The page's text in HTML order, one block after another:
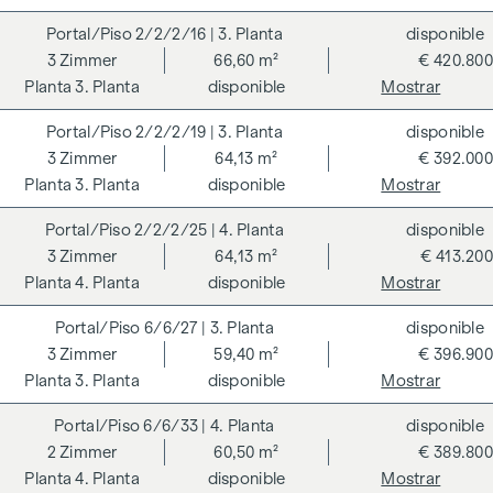
sostenible y el bienestar de los futuros residentes son el
centro de los GRAND GARDENS. Las certificaciones
independientes hacen transparente una estrategia holística
de sostenibilidad. El comprador de un condominio
certificado por el DGNB (Consejo Alemán de Construcción
Sostenible) se beneficia de diversas ventajas que abarcan
aspectos ecológicos, económicos y socioculturales. En la
página siguiente encontrará algunas de las principales
ventajas.
COSTES ADICIONALES
En aras del buen orden, nos gustaría señalar que, a menos
que se indique lo contrario en la oferta, se deberá abonar
una comisión al finalizar con éxito la transacción según las
tarifas estipuladas en la Ordenanza de Agentes Inmobiliarios
BGBI. 262 y 297/1996 - es decir, el 3% del precio de compra
más el 20% de IVA. Esta obligación de comisión también se
aplica si transmite a terceros la información que se le ha
2/2/2/16 | 3. Planta
3. Planta
3 Zimmer 66,60 m²
€ 420.800
disponible
disponible
Mostrar
2/2/2/19 | 3. Planta
3. Planta
3 Zimmer 64,13 m²
€ 392.000
disponible
disponible
Mostrar
2/2/2/25 | 4. Planta
4. Planta
3 Zimmer 64,13 m²
€ 413.200
disponible
disponible
Mostrar
6/6/27 | 3. Planta
3. Planta
3 Zimmer 59,40 m²
€ 396.900
disponible
disponible
Mostrar
6/6/33 | 4. Planta
4. Planta
2 Zimmer 60,50 m²
€ 389.800
disponible
disponible
Mostrar